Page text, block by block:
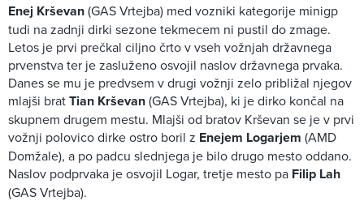
Enej Krševan(GAS Vrtejba) med vozniki kategorije minigp
tudi na zadnji dirki sezone tekmecem ni pustil do zmage.
Letos je prvi prečkal ciljno črto v vseh vožnjah državnega
prvenstva ter je zasluženo osvojil naslov državnega prvaka.
Danes se mu je predvsem v drugi vožnji zelo približal njegov
mlajši bratTian Krševan(GAS Vrtejba), ki je dirko končal na
skupnem drugem mestu. Mlajši od bratov Krševan se je v prvi
vožnji polovico dirke ostro boril z Enejem Logarjem (AMD
Domžale), a po padcu slednjega je bilo drugo mesto oddano.
Naslov podprvaka je osvojil Logar, tretje mesto pa Filip Lah
(GAS Vrtejba).